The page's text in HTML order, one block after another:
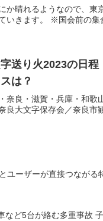
か晴れるようなので、東
いきます。 ※国会前の集
送り火2023の日
は？
奈良・滋賀・兵庫・和歌
良大文字保存会／奈良市
ユーザーが直接つながる
など5台が絡む多重事故